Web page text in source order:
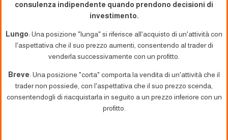
consulenza indipendente quando prendono decisioni di
investimento.
Lungo: Una posizione "lunga" si riferisce all'acquisto di un'attività con
l'aspettativa che il suo prezzo aumenti, consentendo al trader di
venderla successivamente con un profitto.
Breve: Una posizione "corta" comporta la vendita di un'attività che il
trader non possiede, con l'aspettativa che il suo prezzo scenda,
consentendogli di riacquistarla in seguito a un prezzo inferiore con un
profitto.